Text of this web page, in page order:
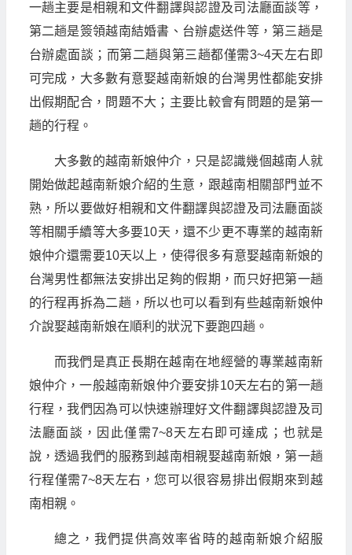
一趟主要是相親和文件翻譯與認證及司法廳面談等，
第二趟是簽領越南結婚書、台辦處送件等，第三趟是
台辦處面談；而第二趟與第三趟都僅需3~4天左右即
可完成，大多數有意娶越南新娘的台灣男性都能安排
出假期配合，問題不大；主要比較會有問題的是第一
趟的行程。
大多數的越南新娘仲介，只是認識幾個越南人就
開始做起越南新娘介紹的生意，跟越南相關部門並不
熟，所以要做好相親和文件翻譯與認證及司法廳面談
等相關手續等大多要10天，還不少更不專業的越南新
娘仲介還需要10天以上，使得很多有意娶越南新娘的
台灣男性都無法安排出足夠的假期，而只好把第一趟
的行程再拆為二趟，所以也可以看到有些越南新娘仲
介說娶越南新娘在順利的狀況下要跑四趟。
而我們是真正長期在越南在地經營的專業越南新
娘仲介，一般越南新娘仲介要安排10天左右的第一趟
行程，我們因為可以快速辦理好文件翻譯與認證及司
法廳面談，因此僅需7~8天左右即可達成；也就是
說，透過我們的服務到越南相親娶越南新娘，第一趟
行程僅需7~8天左右，您可以很容易排出假期來到越
南相親。
總之，我們提供高效率省時的越南新娘介紹服